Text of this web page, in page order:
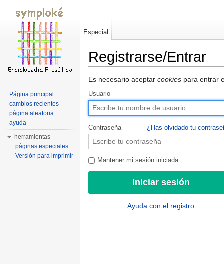
Registrarse/Entrar
Es necesario aceptar cookies para entrar
Usuario
Contraseña ¿Has olvidado tu
Mantener mi sesión iniciada
Ayuda con el registro
Especial
Página principal
cambios recientes
página aleatoria
ayuda
herramientas
páginas especiales
Versión para imprimir